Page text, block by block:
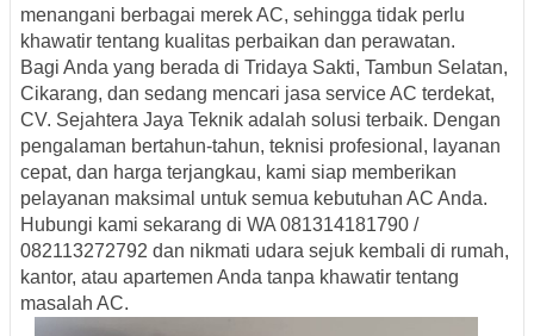
menangani berbagai merek AC, sehingga tidak perlu
khawatir tentang kualitas perbaikan dan perawatan.
Bagi Anda yang berada di Tridaya Sakti, Tambun Selatan,
Cikarang, dan sedang mencari jasa service AC terdekat,
CV. Sejahtera Jaya Teknik adalah solusi terbaik. Dengan
pengalaman bertahun-tahun, teknisi profesional, layanan
cepat, dan harga terjangkau, kami siap memberikan
pelayanan maksimal untuk semua kebutuhan AC Anda.
Hubungi kami sekarang di WA 081314181790 /
082113272792 dan nikmati udara sejuk kembali di rumah,
kantor, atau apartemen Anda tanpa khawatir tentang
masalah AC.